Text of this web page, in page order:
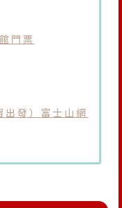
門票
發） 富士山網